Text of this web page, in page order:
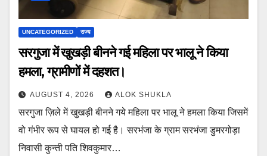
UNCATEGORIZED राज्य
सरगुजा में खुखड़ी बीनने गई महिला पर भालू ने किया
हमला, ग्रामीणों में दहशत।
AUGUST 4, 2026 ALOK SHUKLA
सरगुजा ज़िले में खुखड़ी बीनने गये महिला पर भालू ने हमला किया जिसमें
वो गंभीर रूप से घायल हो गई है। सरभंजा के ग्राम सरभंजा डुमरगोड़ा
निवासी कुन्ती पति शिवकुमार…